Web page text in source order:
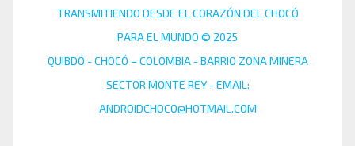
TRANSMITIENDO DESDE EL CORAZÓN DEL CHOCÓ
PARA EL MUNDO © 2025
QUIBDÓ - CHOCÓ – COLOMBIA - BARRIO ZONA MINERA
SECTOR MONTE REY - EMAIL:
ANDROIDCHOCO@HOTMAIL.COM